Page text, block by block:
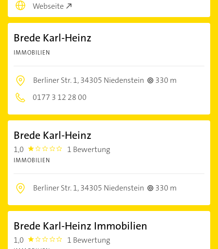
Webseite
Brede Karl-Heinz
IMMOBILIEN
Berliner Str. 1,34305 Niedenstein
330 m
0177 3 12 28 00
Brede Karl-Heinz
1,0 1.0 1 Bewertung
IMMOBILIEN
Berliner Str. 1,34305 Niedenstein 330 m
Brede Karl-Heinz Immobilien
1,0 1.0 1 Bewertung